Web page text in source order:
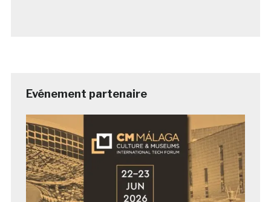
Evénement partenaire